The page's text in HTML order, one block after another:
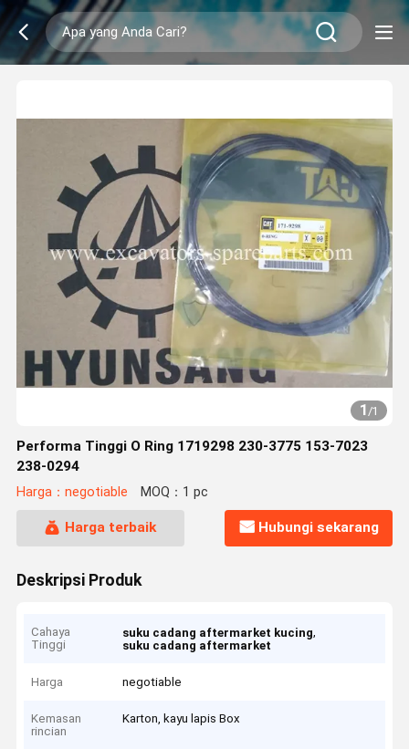
1/1
Performa Tinggi O Ring 1719298 230-3775 153-7023
238-0294
Harga：negotiable MOQ：1 pc
Harga terbaik Hubungi sekarang
Deskripsi Produk
Cahaya
Tinggi
suku cadang aftermarket kucing,
suku cadang aftermarket
Harga negotiable
Kemasan
rincian
Karton, kayu lapis Box